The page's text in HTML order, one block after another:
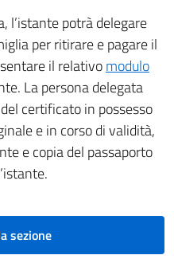
l’istante potrà delegare
per ritirare e pagare il
il relativomodulo
La persona delegata
certificato in possesso
e in corso di validità,
e copia del passaporto
sezione